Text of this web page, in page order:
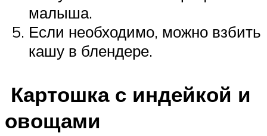
малыша.
Если необходимо, можно взбить
кашу в блендере.
Картошка с индейкой и
овощами